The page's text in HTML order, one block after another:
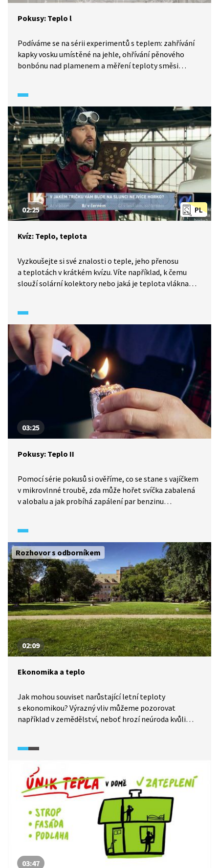
Pokusy: Teplo l
Podíváme se na sérii experimentů s teplem: zahřívání
kapky vosku umístěné na jehle, ohřívání pěnového
bonbónu nad plamenem a měření teploty směsi
PL
02:25
Kvíz: Teplo, teplota
Vyzkoušejte si své znalosti o teple, jeho přenosu
a teplotách v krátkém kvízu. Víte například, k čemu
slouží solární kolektory nebo jaká je teplota vlákna
03:25
Pokusy: Teplo II
Pomocí série pokusů si ověříme, co se stane s vajíčkem
v mikrovlnné troubě, zda může hořet svíčka zabalená
v alobalu a jak probíhá zapálení par benzinu
Rozhovor s odborníkem
02:09
Ekonomika a teplo
Jak mohou souviset narůstající letní teploty
s ekonomikou? Výrazný vliv můžeme pozorovat
například v zemědělství, neboť hrozí neúroda kvůli
03:47